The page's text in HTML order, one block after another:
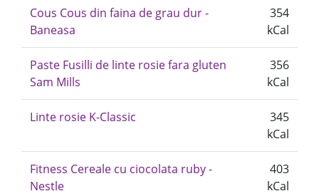
Cous Cous din faina de grau dur -
Baneasa
354
kCal
Paste Fusilli de linte rosie fara gluten
Sam Mills
356
kCal
Linte rosie K-Classic
345
kCal
Fitness Cereale cu ciocolata ruby -
Nestle
403
kCal